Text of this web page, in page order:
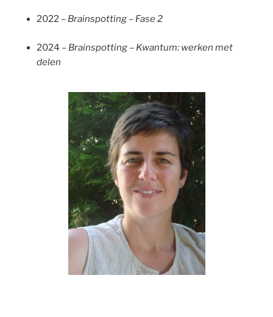
2022 – Brainspotting – Fase 2
2024 – Brainspotting – Kwantum: werken met
delen